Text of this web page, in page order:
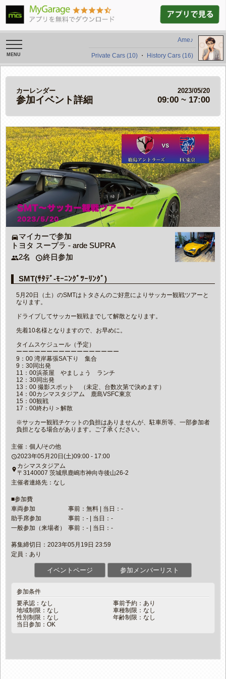
toggle
navigation
Ame♪
Private Cars (10) ・ History Cars (16)
カーレンダー 2023/05/20
参加イベント詳細 09:00 ~ 17:00
directions_carマイカーで参加
トヨタ スープラ - arde SUPRA
people2名 access_time終日参加
SMT(ｻﾀﾃﾞ-ﾓｰﾆﾝｸﾞﾂｰﾘﾝｸﾞ)
5月20日（土）のSMTはトタさんのご好意によりサッカー観戦ツアーと
なります。
ドライブしてサッカー観戦までして解散となります。
先着10名様となりますので、お早めに。
タイムスケジュール（予定）
ーーーーーーーーーーーーーーーーー
9：00 湾岸幕張SA下り 集合
9：30同出発
11：00浜茶屋 やましょう ランチ
12：30同出発
13：00 撮影スポット （未定、台数次第で決めます）
14：00カシマスタジアム 鹿島VSFC東京
15：00観戦
17：00終わり＞解散
※サッカー観戦チケットの負担はありませんが、駐車所等、一部参加者
負担となる場合があります。ご了承ください。
主催：個人/その他
access_time2023年05月20日(土)09:00 - 17:00
place カシマスタジアム
〒3140007 茨城県鹿嶋市神向寺後山26-2
主催者連絡先：なし
■参加費
車両参加
事前：無料 | 当日：-
助手席参加
事前：- | 当日：-
一般参加（来場者）
事前：- | 当日：-
募集締切日：2023年05月19日 23:59
定員：あり
イベントページ 参加メンバーリスト
参加条件
要承認：なし
事前予約：あり
地域制限：なし
車種制限：なし
性別制限：なし
年齢制限：なし
当日参加：OK